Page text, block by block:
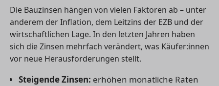
Die Bauzinsen hängen von vielen Faktoren ab – unter
anderem der Inflation, dem Leitzins der EZB und der
wirtschaftlichen Lage. In den letzten Jahren haben
sich die Zinsen mehrfach verändert, was Käufer:innen
vor neue Herausforderungen stellt.
Steigende Zinsen: erhöhen monatliche Raten